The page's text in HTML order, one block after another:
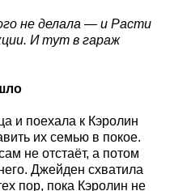
не делала — и Расти
И тут в гараж
и поехала к Кэролин
их семью в покое.
не отстаёт, а потом
Джейден схватила
пор, пока Кэролин не